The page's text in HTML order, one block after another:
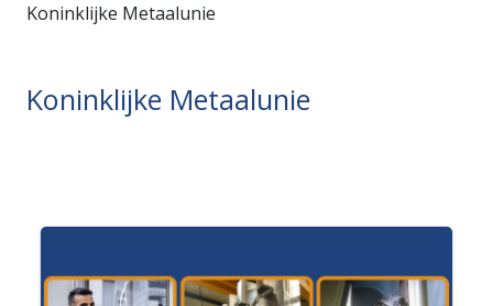
Koninklijke Metaalunie
Koninklijke Metaalunie